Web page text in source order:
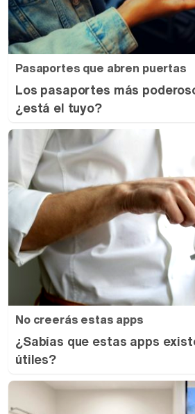
Pasaportes que abren puertas
Los pasaportes más
¿está el tuyo?
No creerás estas apps
¿Sabías que estas apps
útiles?